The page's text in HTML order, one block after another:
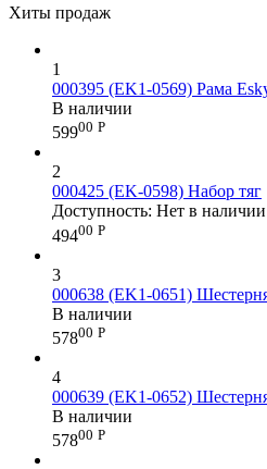
Хиты продаж
1
000395 (EK1-0569) Рама
В наличии
59900 Р
2
000425 (EK-0598) Набор тяг
Доступность: Нет в наличии
49400 Р
3
000638 (EK1-0651)
В наличии
57800 Р
4
000639 (EK1-0652)
В наличии
57800 Р